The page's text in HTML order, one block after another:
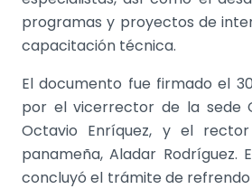
programas y proyectos de
capacitación técnica.
El documento fue firmado el
por el vicerrector de la sede
Octavio Enríquez, y el
panameña, Aladar Rodríguez.
concluyó el trámite de